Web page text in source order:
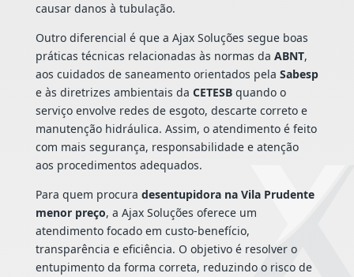
causar danos à tubulação.
Outro diferencial é que a Ajax Soluções segue boas
práticas técnicas relacionadas às normas da ABNT,
aos cuidados de saneamento orientados pela Sabesp
e às diretrizes ambientais da CETESBquando o
serviço envolve redes de esgoto, descarte correto e
manutenção hidráulica. Assim, o atendimento é feito
com mais segurança, responsabilidade e atenção
aos procedimentos adequados.
Para quem procura desentupidora na Vila Prudente
menor preço, a Ajax Soluções oferece um
atendimento focado em custo-benefício,
transparência e eficiência. O objetivo é resolver o
entupimento da forma correta, reduzindo o risco de